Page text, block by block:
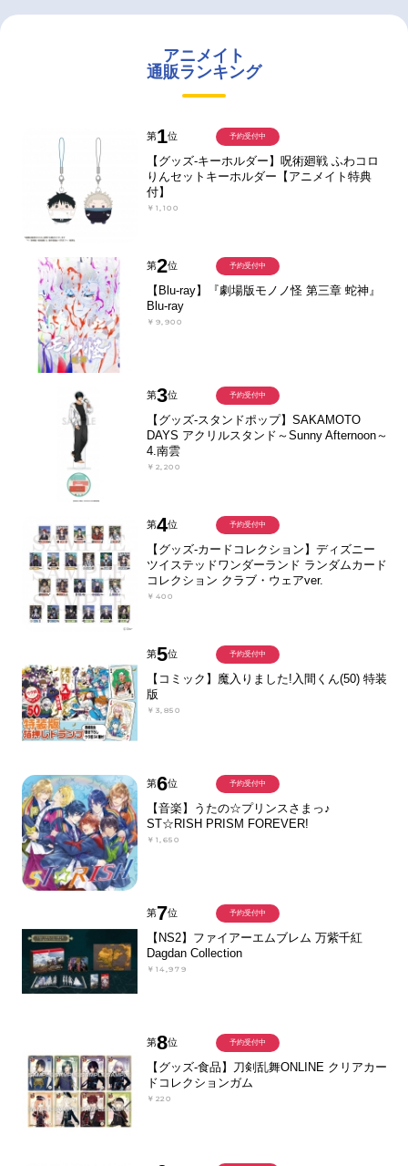
アニメイト
通販ランキング
第1位
【グッズ-キーホルダー】呪術廻戦 ふわコロ
りんセットキーホルダー【アニメイト特典
付】
￥1,100
予約受付中
第2位
【Blu-ray】『劇場版モノノ怪 第三章 蛇神』
Blu-ray
￥9,900
予約受付中
第3位
【グッズ-スタンドポップ】SAKAMOTO
DAYS アクリルスタンド～Sunny Afternoon～
4.南雲
￥2,200
予約受付中
第4位
【グッズ-カードコレクション】ディズニー
ツイステッドワンダーランド ランダムカード
コレクション クラブ・ウェアver.
￥400
予約受付中
第5位
【コミック】魔入りました!入間くん(50) 特装
版
￥3,850
予約受付中
第6位
【音楽】うたの☆プリンスさまっ♪
ST☆RISH PRISM FOREVER!
￥1,650
予約受付中
第7位
【NS2】ファイアーエムブレム 万紫千紅
Dagdan Collection
￥14,979
予約受付中
第8位
【グッズ-食品】刀剣乱舞ONLINE クリアカー
ドコレクションガム
￥220
予約受付中